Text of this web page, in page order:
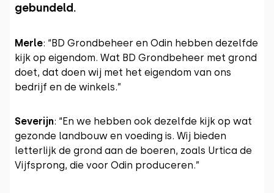
gebundeld.
Merle: “BD Grondbeheer en Odin hebben dezelfde
kijk op eigendom. Wat BD Grondbeheer met grond
doet, dat doen wij met het eigendom van ons
bedrijf en de winkels.”
Severijn: “En we hebben ook dezelfde kijk op wat
gezonde landbouw en voeding is. Wij bieden
letterlijk de grond aan de boeren, zoals Urtica de
Vijfsprong, die voor Odin produceren.”